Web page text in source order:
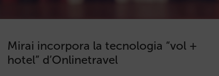
Mirai incorpora la tecnologia “vol +
hotel” d’Onlinetravel